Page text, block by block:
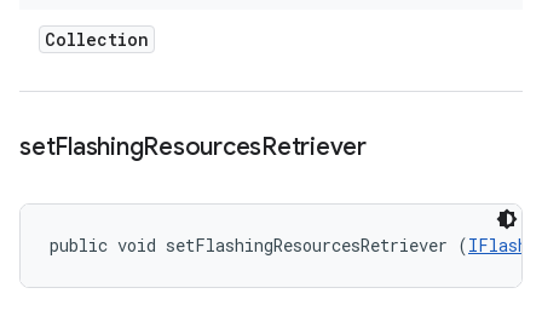
Collection
setFlashingResourcesRetriever
public void setFlashingResourcesRetriever (